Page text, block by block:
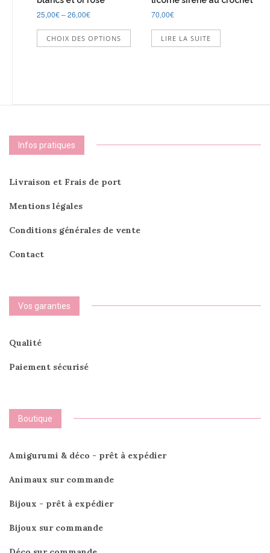
25,00€–26,00€
CHOIX DES OPTIONS
Ce
sur
70,00€
LIRE LA SUITE
Infos pratiques
Livraison et Frais de port
Mentions légales
Conditions générales de vente
Contact
Vos garanties
Qualité
Paiement sécurisé
Boutique
Amigurumi & déco - prêt à expédier
Animaux sur commande
Bijoux - prêt à expédier
Bijoux sur commande